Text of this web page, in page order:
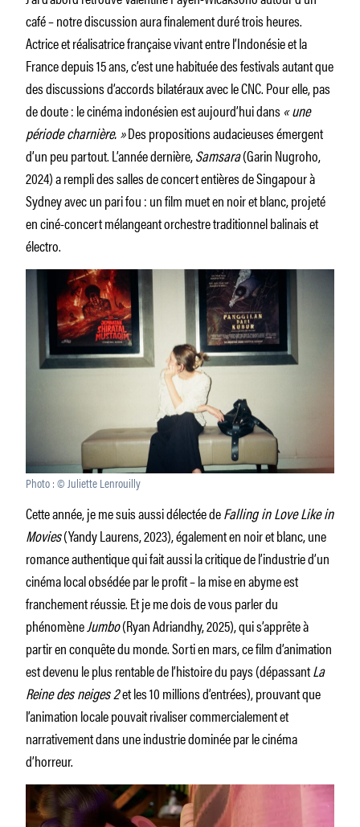
café – notre discussion aura finalement duré trois heures.
Actrice et réalisatrice française vivant entre l’Indonésie et la
France depuis 15 ans, c’est une habituée des festivals autant que
des discussions d’accords bilatéraux avec le CNC. Pour elle, pas
de doute : le cinéma indonésien est aujourd’hui dans« une
période charnière. »Des propositions audacieuses émergent
d’un peu partout. L’année dernière,Samsara(Garin Nugroho,
2024) a rempli des salles de concert entières de Singapour à
Sydney avec un pari fou : un film muet en noir et blanc, projeté
en ciné-concert mélangeant orchestre traditionnel balinais et
électro.
Photo : © Juliette Lenrouilly
Cette année, je me suis aussi délectée deFalling in Love Like in
Movies(Yandy Laurens, 2023), également en noir et blanc, une
romance authentique qui fait aussi la critique de l’industrie d’un
cinéma local obsédée par le profit – la mise en abyme est
franchement réussie. Et je me dois de vous parler du
phénomèneJumbo(Ryan Adriandhy, 2025), qui s’apprête à
partir en conquête du monde. Sorti en mars, ce film d’animation
est devenu le plus rentable de l’histoire du pays (dépassantLa
Reine des neiges 2et les 10 millions d’entrées), prouvant que
l’animation locale pouvait rivaliser commercialement et
narrativement dans une industrie dominée par le cinéma
d’horreur.